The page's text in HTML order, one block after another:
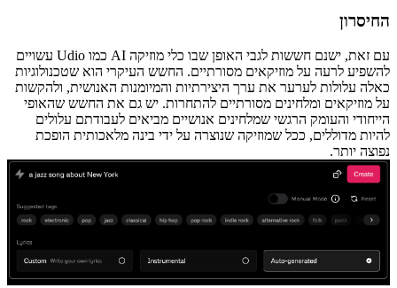
החיסרון
עם זאת, ישנם חששות לגבי האופן שבו כלי מוזיקה AI כמו Udio עשויים
להשפיע לרעה על מוזיקאים מסורתיים. החשש העיקרי הוא שטכנולוגיות
כאלה עלולות לערער את ערך היצירתיות והמיומנות האנושית, ולהקשות
על מוזיקאים ומלחינים מסורתיים להתחרות. יש גם את החשש שהאופי
הייחודי והעומק הרגשי שמלחינים אנושיים מביאים לעבודתם עלולים
להיות מדוללים, ככל שמוזיקה שנוצרה על ידי בינה מלאכותית הופכת
נפוצה יותר.